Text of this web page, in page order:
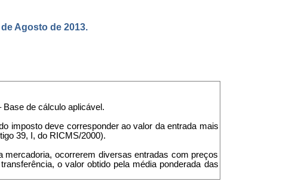
Agosto de 2013.
Base de cálculo aplicável.
imposto deve corresponder ao valor da entrada mais
39, I, do RICMS/2000).
mercadoria, ocorrerem diversas entradas com preços
o valor obtido pela média ponderada das